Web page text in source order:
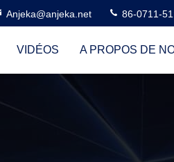
Anjeka@anjeka.net 86-0711-
VIDÉOS A PROPOS DE